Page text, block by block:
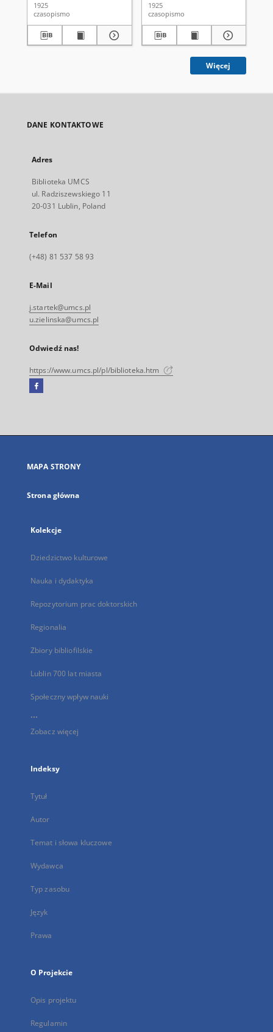
1925
czasopismo
1925
czasopismo
Więcej
DANE KONTAKTOWE
Adres
Biblioteka UMCS
ul. Radziszewskiego 11
20-031 Lublin, Poland
Telefon
(+48) 81 537 58 93
E-Mail
j.startek@umcs.pl
u.zielinska@umcs.pl
Odwiedź nas!
https://www.umcs.pl/pl/biblioteka.htm
Facebook
się
karcie
MAPA STRONY
Strona główna
Kolekcje
Dziedzictwo kulturowe
Nauka i dydaktyka
Repozytorium prac doktorskich
Regionalia
Zbiory bibliofilskie
Lublin 700 lat miasta
Społeczny wpływ nauki
...
Zobacz więcej
Indeksy
Tytuł
Autor
Temat i słowa kluczowe
Wydawca
Typ zasobu
Język
Prawa
O Projekcie
Opis projektu
Regulamin